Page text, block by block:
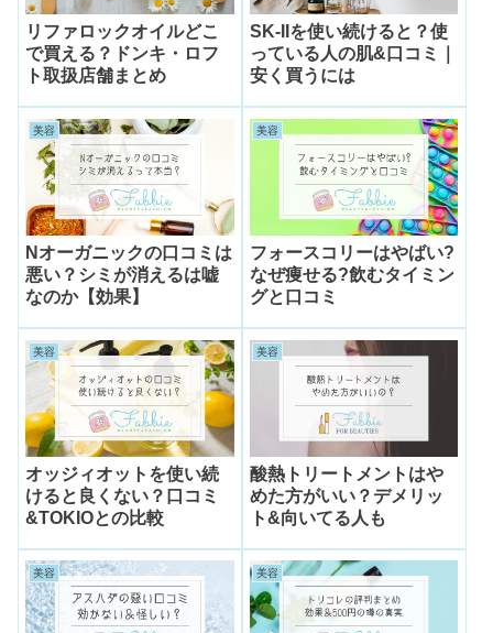
リファロックオイルどこ
で買える？ドンキ・ロフ
ト取扱店舗まとめ
SK-IIを使い続けると？使
っている人の肌&口コミ｜
安く買うには
美容
Nオーガニックの口コミは
悪い？シミが消えるは嘘
なのか【効果】
美容
フォースコリーはやばい?
なぜ痩せる?飲むタイミン
グと口コミ
美容
オッジィオットを使い続
けると良くない？口コミ
&TOKIOとの比較
美容
酸熱トリートメントはや
めた方がいい？デメリッ
ト&向いてる人も
美容 美容